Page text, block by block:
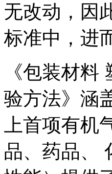
无改动，因
标准中，进
《包装材
验方法》涵
上首项有
品、药品、